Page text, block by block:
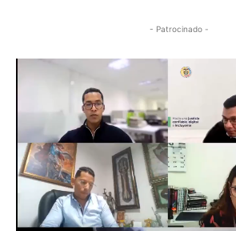
- Patrocinado -